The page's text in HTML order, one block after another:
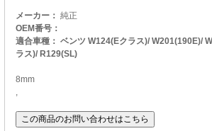
メーカー： 純正
OEM番号：
適合車種： ベンツ W124(Eクラス)/ W201(190E)/
ラス)/ R129(SL)
8mm